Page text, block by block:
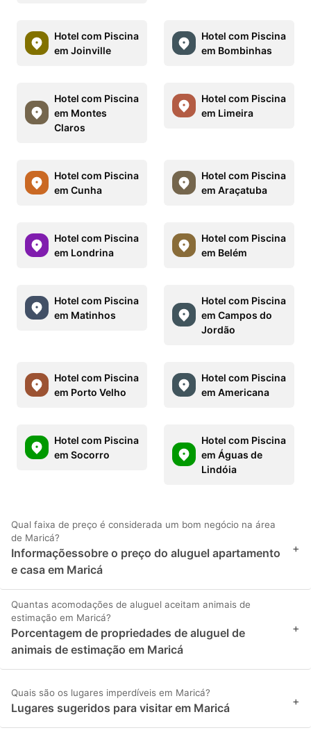
Hotel com Piscina
em Joinville
Hotel com Piscina
em Bombinhas
Hotel com Piscina
em Montes
Claros
Hotel com Piscina
em Limeira
Hotel com Piscina
em Cunha
Hotel com Piscina
em Araçatuba
Hotel com Piscina
em Londrina
Hotel com Piscina
em Belém
Hotel com Piscina
em Matinhos
Hotel com Piscina
em Campos do
Jordão
Hotel com Piscina
em Porto Velho
Hotel com Piscina
em Americana
Hotel com Piscina
em Socorro
Hotel com Piscina
em Águas de
Lindóia
Qual faixa de preço é considerada um bom negócio na área
de Maricá?
Informaçõessobre o preço do aluguel apartamento
e casa em Maricá
+
Quantas acomodações de aluguel aceitam animais de
estimação em Maricá?
Porcentagem de propriedades de aluguel de
animais de estimação em Maricá
+
Quais são os lugares imperdíveis em Maricá?
Lugares sugeridos para visitar em Maricá +